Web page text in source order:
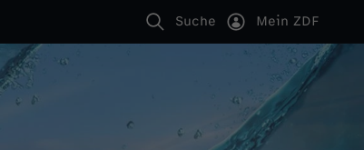
Suche Mein ZDF